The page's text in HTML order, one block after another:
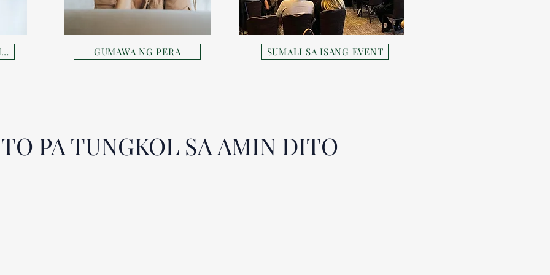
SUBUKAN ANG AMING MGA PRODUKTO GUMAWA NG PERA SUMALI SA ISANG EVENT
PA TUNGKOL SA AMIN DITO